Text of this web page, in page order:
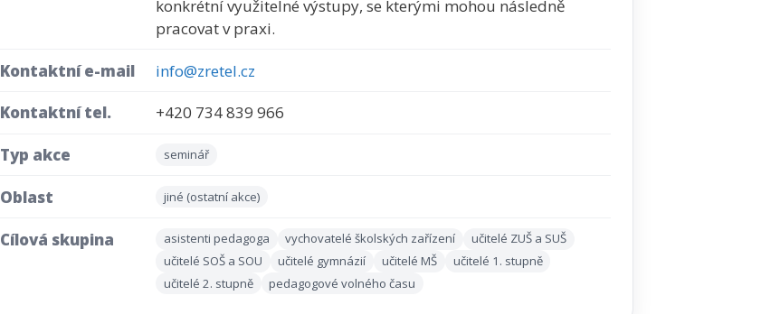
konkrétní využitelné výstupy, se kterými mohou následně
pracovat v praxi.
Kontaktní e-mail info@zretel.cz
Kontaktní tel. +420 734 839 966
Typ akce seminář
Oblast jiné (ostatní akce)
Cílová skupina asistenti pedagoga vychovatelé školských zařízení
učitelé ZUŠ a SUŠ
učitelé SOŠ a SOU
učitelé gymnázií učitelé MŠ
učitelé 1. stupně
učitelé 2. stupně
pedagogové volného času